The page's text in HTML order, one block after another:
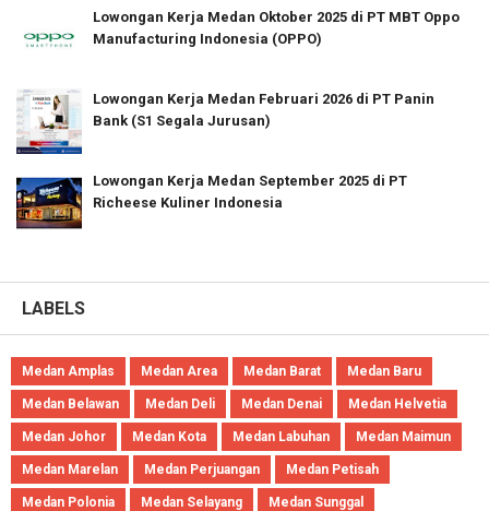
Lowongan Kerja Medan Oktober 2025 di PT MBT Oppo
Manufacturing Indonesia (OPPO)
Lowongan Kerja Medan Februari 2026 di PT Panin
Bank (S1 Segala Jurusan)
Lowongan Kerja Medan September 2025 di PT
Richeese Kuliner Indonesia
LABELS
Medan Amplas Medan Area Medan Barat Medan Baru
Medan Belawan Medan Deli Medan Denai Medan Helvetia
Medan Johor Medan Kota Medan Labuhan Medan Maimun
Medan Marelan Medan Perjuangan Medan Petisah
Medan Polonia Medan Selayang Medan Sunggal